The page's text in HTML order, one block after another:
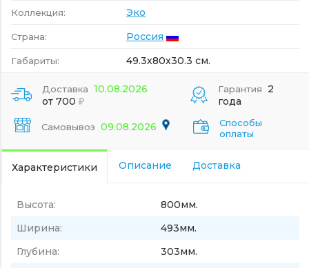
Коллекция: Эко
Страна: Россия
Габариты: 49.3x80x30.3 см.
Доставка 10.08.2026
от 700
Самовывоз 09.08.2026
Гарантия
2
года
Способы
оплаты
Характеристики Описание Доставка
Высота:
800мм.
Ширина:
493мм.
Глубина:
303мм.